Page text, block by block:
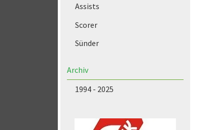
Assists
Scorer
Sünder
Archiv
1994 - 2025